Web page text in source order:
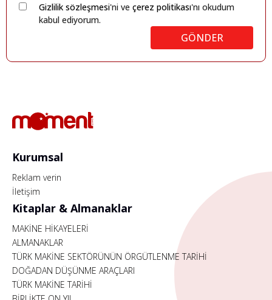
Gizlilik sözleşmesi'ni ve çerez politikası'nı okudum
kabul ediyorum.
GÖNDER
Kurumsal
Reklam verin
İletişim
Kitaplar & Almanaklar
MAKİNE HİKAYELERİ
ALMANAKLAR
TÜRK MAKİNE SEKTÖRÜNÜN ÖRGÜTLENME TARİHİ
DOĞADAN DÜŞÜNME ARAÇLARI
TÜRK MAKİNE TARİHİ